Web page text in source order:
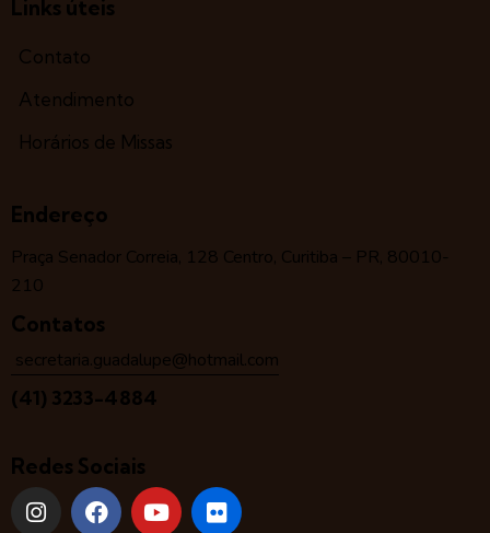
Links úteis
Contato
Atendimento
Horários de Missas
Endereço
Praça Senador Correia, 128 Centro, Curitiba – PR, 80010-
210
Contatos
secretaria.guadalupe@hotmail.com
(41) 3233-4884
Redes Sociais